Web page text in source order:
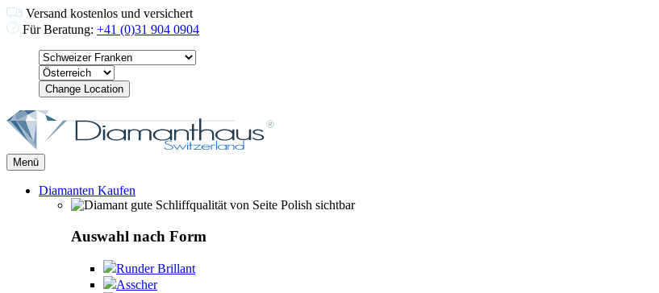
Versand kostenlos und versichert
Für Beratung: +41 (0)31 904 0904
Change Location
Menü
Diamanten Kaufen
Auswahl nach Form
Runder Brillant
Asscher